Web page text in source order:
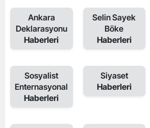
Ankara
Deklarasyonu
Haberleri
Selin Sayek
Böke
Haberleri
Sosyalist
Enternasyonal
Haberleri
Siyaset
Haberleri